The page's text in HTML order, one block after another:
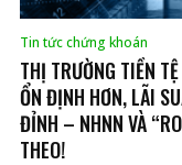
Tin tức chứng khoán
THỊ TRƯỜNG TIỀN
ỔN ĐỊNH HƠN, LÃI
ĐỈNH – NHNN VÀ
THEO!